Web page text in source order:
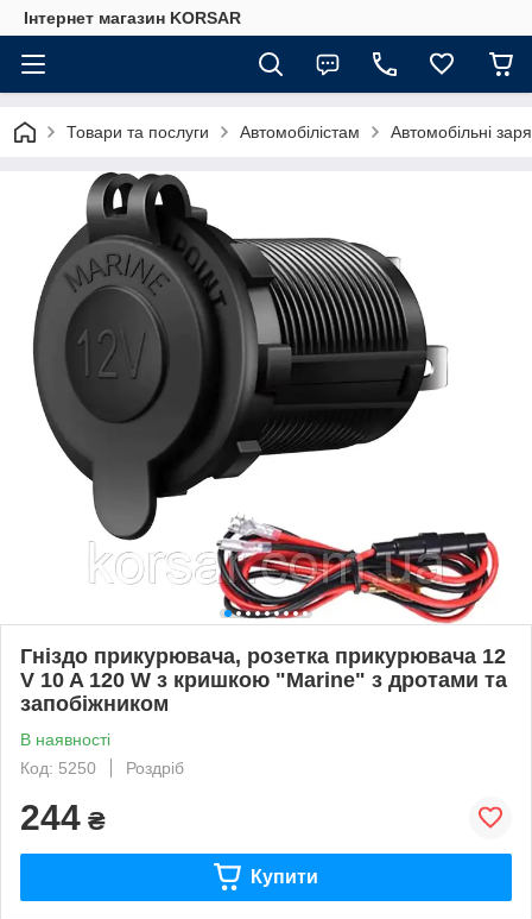
Iнтернет магазин KORSAR
Товари та послуги Автомобілістам Автомобільні
Гніздо прикурювача, розетка прикурювача 12
V 10 A 120 W з кришкою "Marine" з дротами та
запобіжником
В наявності
Код: 5250
Роздріб
244 ₴
Купити